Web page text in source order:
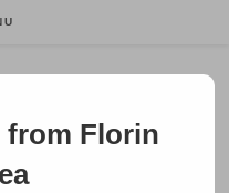
CEO MOCAPP.
from Florin